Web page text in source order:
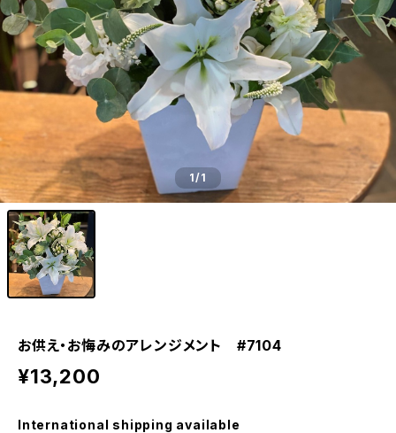
1/1
お供え・お悔みのアレンジメント #7104
¥13,200
International shipping available